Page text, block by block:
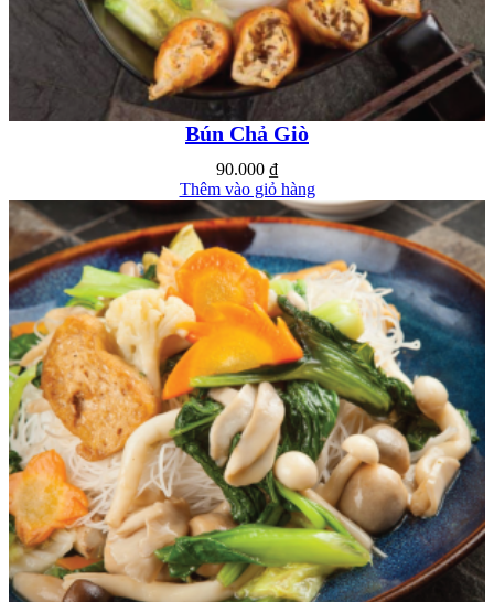
Bún Chả Giò
90.000 ₫
Thêm vào giỏ hàng